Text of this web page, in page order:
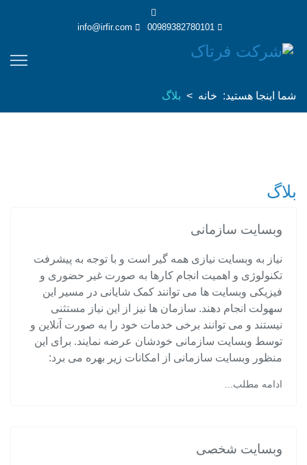
00989382780101
info@irfir.com
شما اینجا هستید: خانه بلاگ
بلاگ
وبسایت سازمانی
نیاز به وبسایت نیازی همه گیر است و با توجه به پیشرفت
تکنولوژی و اهمیت انجام کارها به صورت غیر حضوری و
فیزیکی وبسایت ها می توانند کمک شایانی در مسیر این
سهولت انجام دهند. سازمان ها نیز از این نیاز مستثنی
نیستند و می توانند برخی خدمات خود را به صورت آنلاین و
توسط وبسایت سازمانی خودشان عرضه نمایند. برای این
منظور وبسایت سازمانی از امکانات زیر بهره می برد:
ادامه مطلب...
وبسایت شخصی